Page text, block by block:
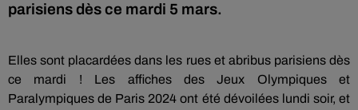
parisiens dès ce mardi 5 mars.
Elles sont placardées dans les rues et abribus parisiens dès
ce mardi ! Les affiches des Jeux Olympiques et
Paralympiques de Paris 2024 ont été dévoilées lundi soir, et